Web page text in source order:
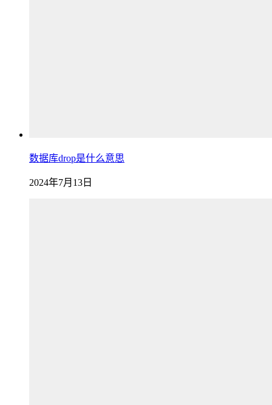
数据库drop是什么意思
2024年7月13日